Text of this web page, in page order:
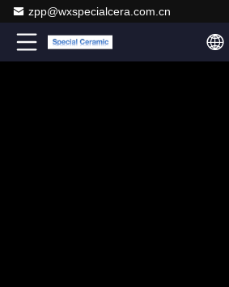
zpp@wxspecialcera.com.cn